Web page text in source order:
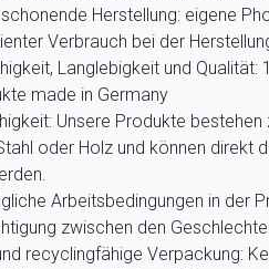
Herstellung: eigene
Verbrauch bei der
Langlebigkeit und Qualität:
made in Germany
Unsere Produkte bestehen
oder Holz und können direkt
Arbeitsbedingungen in der
zwischen den
recyclingfähige Verpackung: